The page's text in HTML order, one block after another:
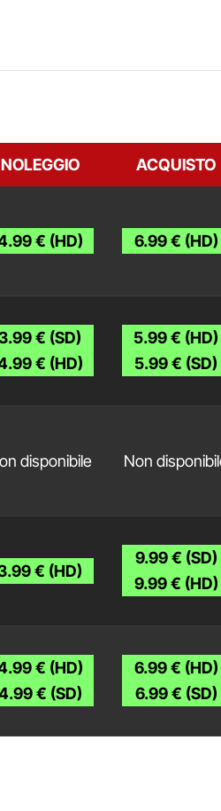
NOLEGGIO ACQUISTO
€ (HD) 6.99 € (HD)
€ (SD)
€ (HD)
5.99 € (HD)
5.99 € (SD)
disponibile Non
€ (HD)
9.99 € (SD)
9.99 € (HD)
€ (HD)
€ (SD)
6.99 € (HD)
6.99 € (SD)